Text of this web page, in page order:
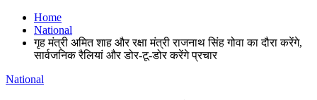
Home
National
गृह मंत्री अमित शाह और रक्षा मंत्री राजनाथ सिंह गोवा का दौरा करेंगे,
सार्वजनिक रैलियां और डोर-टू-डोर करेंगे प्रचार
National